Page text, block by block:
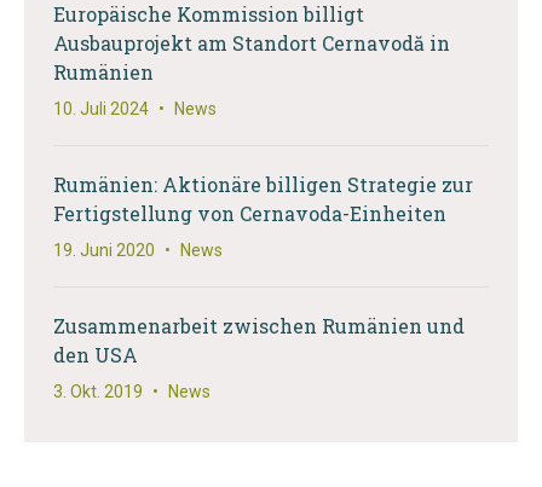
Europäische Kommission billigt
Ausbauprojekt am Standort Cernavodă in
Rumänien
10. Juli 2024 • News
Rumänien: Aktionäre billigen Strategie zur
Fertigstellung von Cernavoda-Einheiten
19. Juni 2020 • News
Zusammenarbeit zwischen Rumänien und
den USA
3. Okt. 2019 • News